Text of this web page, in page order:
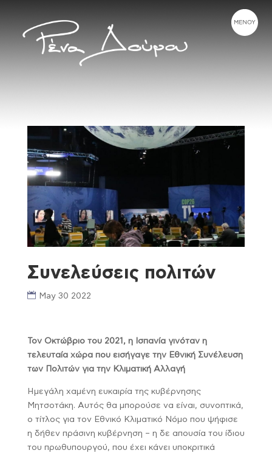
Συνελεύσεις πολιτών
May 30 2022
Τον Οκτώβριο του 2021, η Ισπανία γινόταν η
τελευταία χώρα που εισήγαγε την Εθνική Συνέλευση
των Πολιτών για την Κλιματική Αλλαγή
Ημεγάλη χαμένη ευκαιρία της κυβέρνησης
Μητσοτάκη. Αυτός θα μπορούσε να είναι, συνοπτικά,
ο τίτλος για τον Εθνικό Κλιματικό Νόμο που ψήφισε
η δήθεν πράσινη κυβέρνηση – η δε απουσία του ίδιου
του πρωθυπουργού, που έχει κάνει υποκριτικά